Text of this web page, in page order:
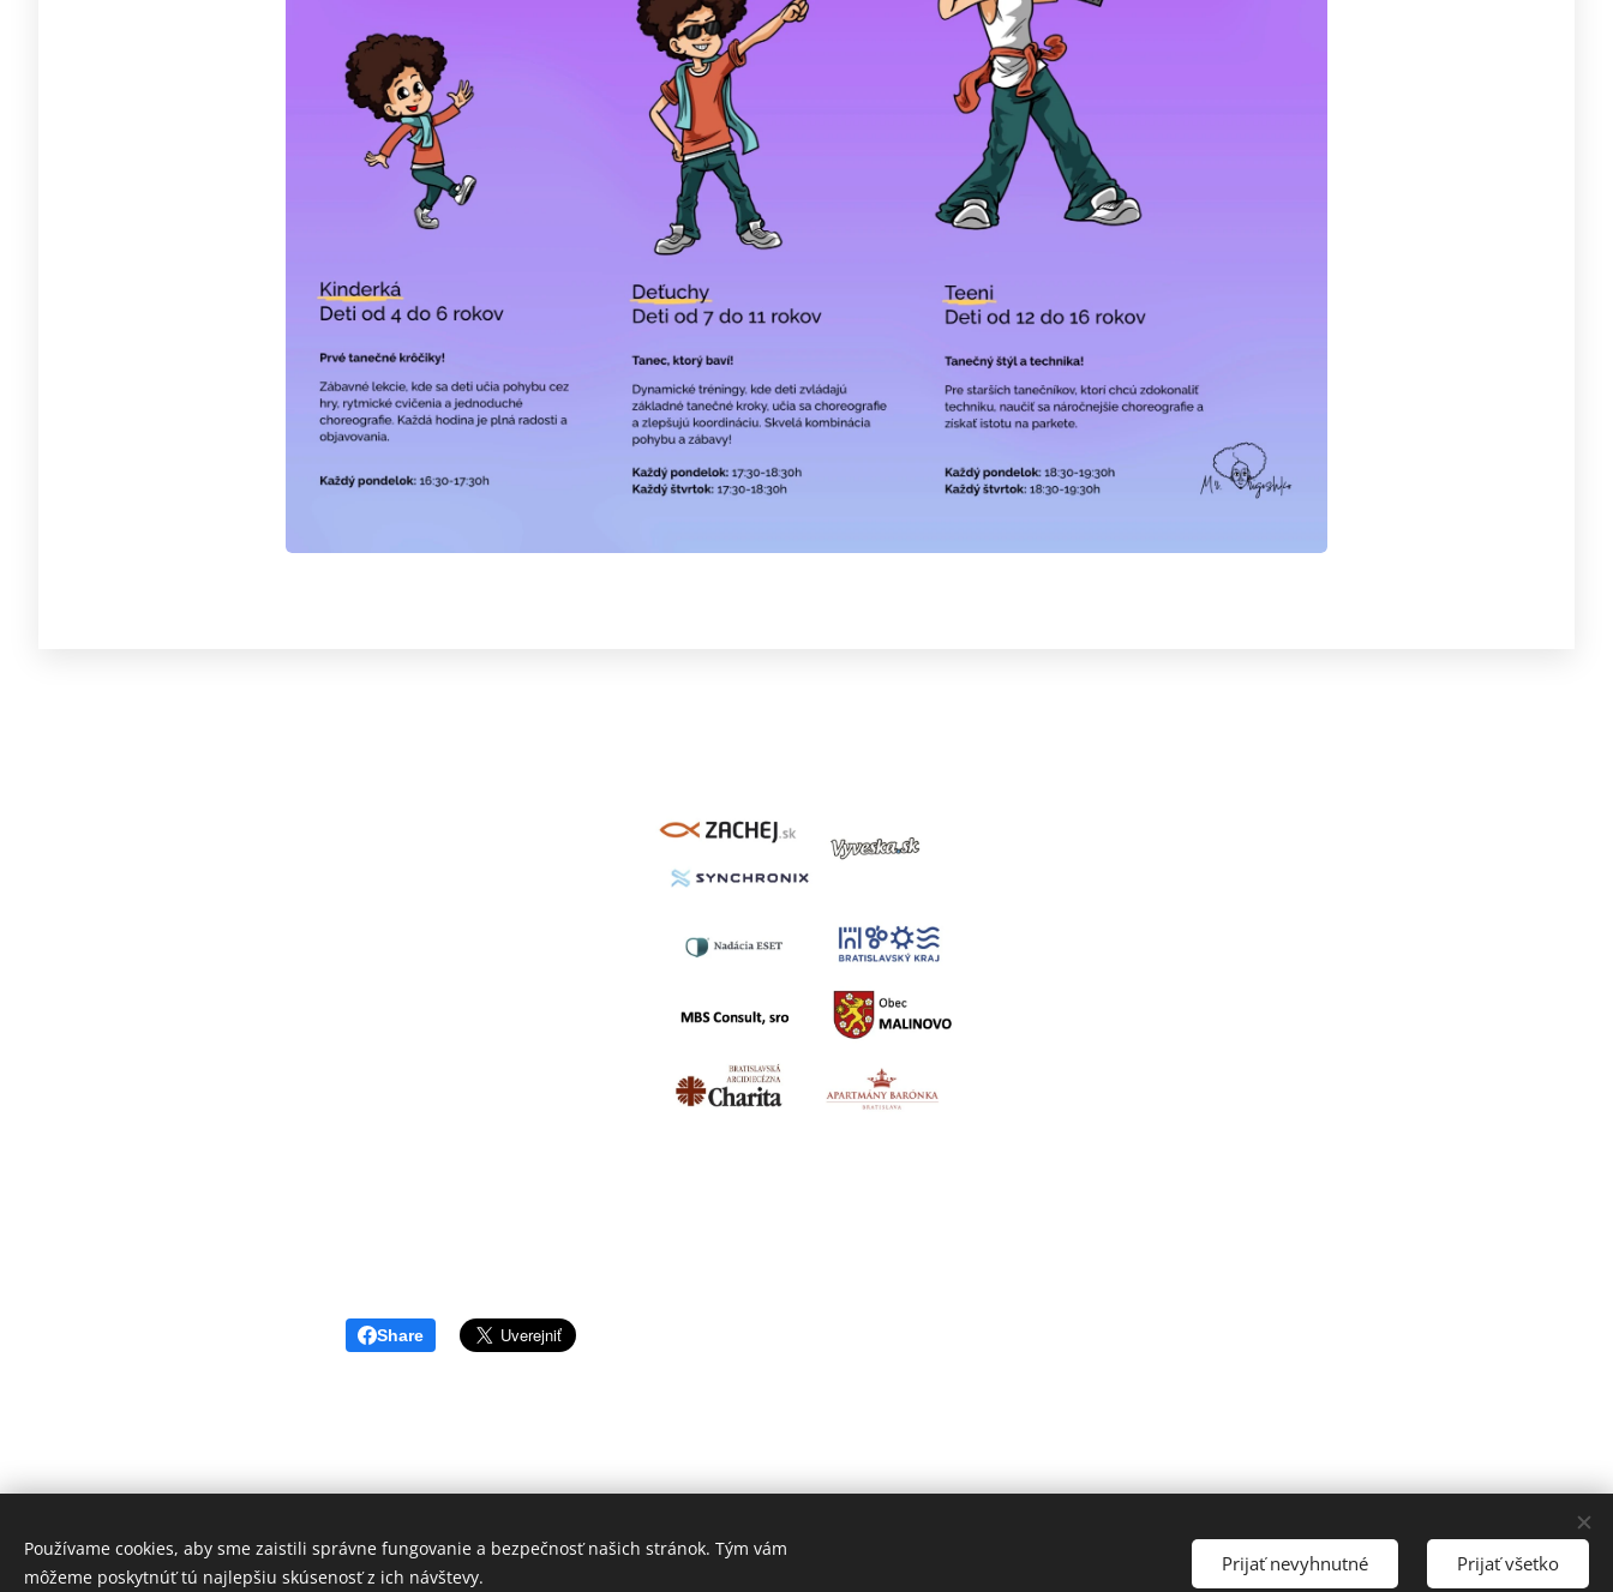
Share
© 2022 Centrum pre rodiny - Malé Rodinkovo, občianske združenie | Všetky práva vyhradené.
Používame cookies, aby sme zaistili správne fungovanie a bezpečnosť našich stránok. Tým vám
môžeme poskytnúť tú najlepšiu skúsenosť z ich návštevy.
Prijať nevyhnutné Prijať všetko